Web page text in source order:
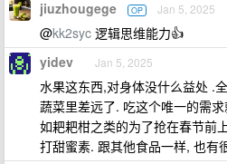
jiuzhougege OP Jan 5, 2025
@kk2syc 逻辑思维能力👍
yidev Jan 5, 2025
水果这东西,对身体没什么益处 .
蔬菜里差远了. 吃这个唯一的需
如耙耙柑之类的为了抢在春节前
打甜蜜素. 跟其他食品一样, 也有